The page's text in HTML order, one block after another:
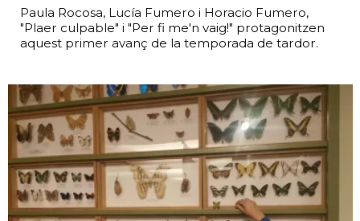
Paula Rocosa, Lucía Fumero i Horacio Fumero,
"Plaer culpable" i "Per fi me'n vaig!" protagonitzen
aquest primer avanç de la temporada de tardor.